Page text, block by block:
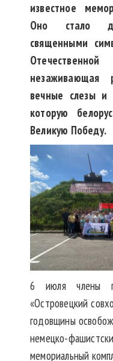
известное
Оно стало
священными
вечные слезы и
которую
Великую Победу.
6 июля члены
«Островецкий
годовщины
немецко-
мемориальный